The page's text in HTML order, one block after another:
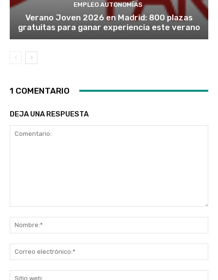
EMPLEO AUTONOMÍAS
Verano Joven 2026 en Madrid: 800 plazas
gratuitas para ganar experiencia este verano
1 COMENTARIO
DEJA UNA RESPUESTA